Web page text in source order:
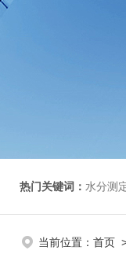
热门关键词： 水分测
当前位置： 首页